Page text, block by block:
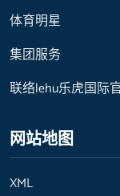
体育明星
集团服务
联络lehu乐虎国际
网站地图
XML